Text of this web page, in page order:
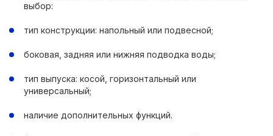
выбор:
тип конструкции: напольный или подвесной;
боковая, задняя или нижняя подводка воды;
тип выпуска: косой, горизонтальный или
универсальный;
наличие дополнительных функций.